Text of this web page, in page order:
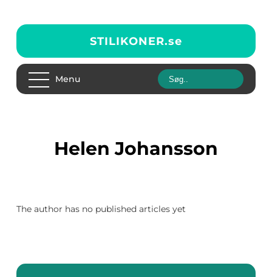
STILIKONER.se
Menu
Helen Johansson
The author has no published articles yet